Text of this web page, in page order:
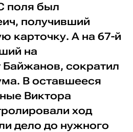
поля был
получивший
карточку. А на 67-й
на
сократил
В оставшееся
Виктора
ход
дело до нужного